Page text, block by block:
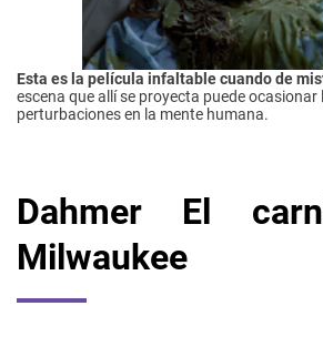
Esta es la película infaltable cuando de
escena que allí se proyecta puede
perturbaciones en la mente humana.
Dahmer El
Milwaukee